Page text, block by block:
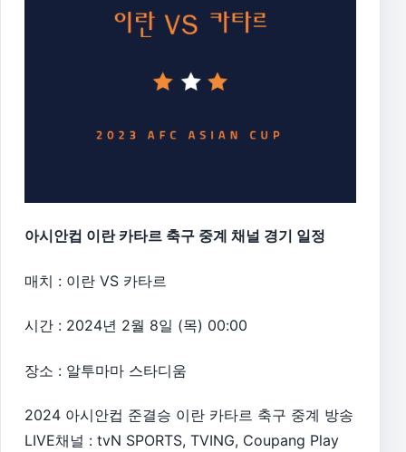
아시안컵 이란 카타르 축구 중계 채널 경기 일정
매치 : 이란 VS 카타르
시간 : 2024년 2월 8일 (목) 00:00
장소 : 알투마마 스타디움
2024 아시안컵 준결승 이란 카타르 축구 중계 방송
LIVE채널 : tvN SPORTS, TVING, Coupang Play